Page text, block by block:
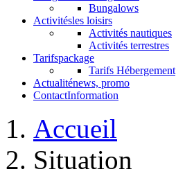
Bungalows
Activitésles loisirs
Activités nautiques
Activités terrestres
Tarifspackage
Tarifs Hébergement
Actualiténews, promo
ContactInformation
Accueil
Situation